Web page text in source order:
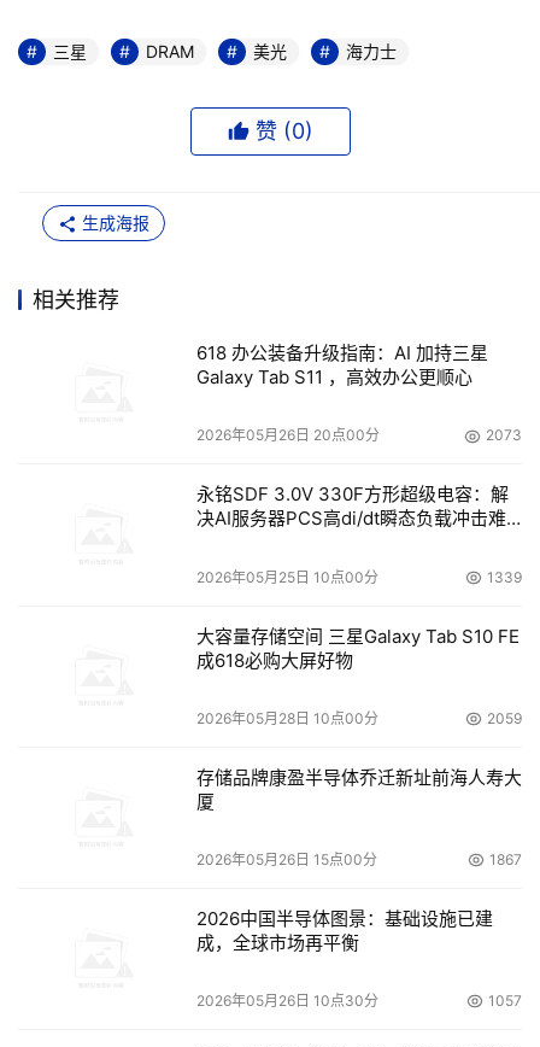
向竞争对手表示，“我们的目标不是市场占有率”等。 目前，
场价格操纵等行为，并作出处罚结果，中国反垄断机构可能
会参考在这一方面实施的处罚措施。 三星攫七成利润美光
4GB的DRAM内存价格上涨了130%。仅在2017年，DRAM
看，寡头独占局面下DRAM市场价格高企的态势还将进一步
三星、海力士、美光在DRAM产业的市占率分别为44.9%、
27.9%、22.6%，合计共占95.4%的市场份额。而今年第一
季全球DRAM总营收较2017年第四季成长5.4%，再创新
历史新高达103.60亿美元，较上季成长2.9％。路透社的报
道称三星每出售一美元的DRAM芯片，就会获得70美分的营
格上涨幅度高于其他两家韩厂，第一季价格上扬幅度超过
10％，带动营收达52.13亿美元，季增14.3％。 美光集团仍
角色，价格涨幅高于三星、海力士。一季度美光DRAM价格
上涨幅度超过10％，带动营收达52.13亿美元，季增
14.3％，市占率较前一季提升约2个百分点。 集邦咨询指
仅是历史最高，该产品的获利能力甚至超过技术层级更高的
目前，为了应对DRAM上涨的情况，以及受NAND制程的影
DRAM产线，但目前转换还在进行中，需要时间，另一方
三星 DRAM 美光 海力士
赞 (0)
生成海报
相关推荐
618 办公装备升级指南：AI 加持三星
Galaxy Tab S11 ，高效办公更顺心
2026年05月26日 20点00分 2073
永铭SDF 3.0V 330F方形超级电容：解
决AI服务器PCS高di/dt瞬态负载冲击难
2026年05月25日 10点00分 1339
大容量存储空间 三星Galaxy Tab S10 FE
成618必购大屏好物
2026年05月28日 10点00分 2059
存储品牌康盈半导体乔迁新址前海人寿大
厦
2026年05月26日 15点00分 1867
2026中国半导体图景：基础设施已建
成，全球市场再平衡
2026年05月26日 10点30分 1057